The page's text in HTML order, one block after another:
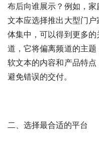
布后向谁展示？例如，
文本应选择推出大型门
体集中，可以得到更多
道，它将偏离频道的主
软文本的内容和产品特
避免错误的交付。
二、选择最合适的平台